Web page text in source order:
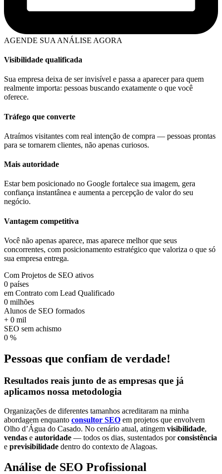
AGENDE SUA ANÁLISE AGORA
Visibilidade qualificada
Sua empresa deixa de ser invisível e passa a aparecer para quem
realmente importa: pessoas buscando exatamente o que você
oferece.
Tráfego que converte
Atraímos visitantes com real intenção de compra — pessoas prontas
para se tornarem clientes, não apenas curiosos.
Mais autoridade
Estar bem posicionado no Google fortalece sua imagem, gera
confiança instantânea e aumenta a percepção de valor do seu
negócio.
Vantagem competitiva
Você não apenas aparece, mas aparece melhor que seus
concorrentes, com posicionamento estratégico que valoriza o que só
sua empresa entrega.
Com Projetos de SEO ativos
0 países
em Contrato com Lead Qualificado
0 milhões
Alunos de SEO formados
+ 0 mil
SEO sem achismo
0 %
Pessoas que confiam de verdade!
Resultados reais junto de as empresas que já
aplicamos nossa metodologia
Organizações de diferentes tamanhos acreditaram na minha
abordagem enquanto consultor SEO em projetos que envolvem
Olho d’Água do Casado. No cenário atual, atingem visibilidade,
vendas e autoridade — todos os dias, sustentados porconsistência
e previsibilidade dentro do contexto de Alagoas.
Análise de SEO Profissional